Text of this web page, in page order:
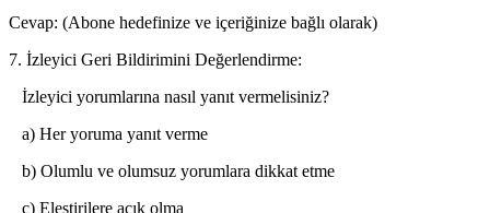
Cevap: (Abone hedefinize ve içeriğinize bağlı olarak)
7. İzleyici Geri Bildirimini Değerlendirme:
İzleyici yorumlarına nasıl yanıt vermelisiniz?
a) Her yoruma yanıt verme
b) Olumlu ve olumsuz yorumlara dikkat etme
c) Eleştirilere açık olma